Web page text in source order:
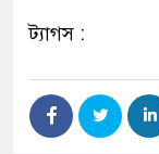
ট্যাগস :